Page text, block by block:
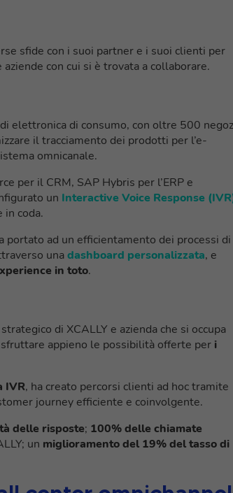
sfide con i suoi partner e i suoi clienti per
con cui si è trovata a collaborare.
elettronica di consumo, con oltre 500
il tracciamento dei prodotti per l’e-
omnicanale.
per il CRM, SAP Hybris per l’ERP e
un Interactive Voice Response
in coda.
portato ad un efficientamento dei processi di
unadashboard personalizzata, e
in toto.
di XCALLY e azienda che si occupa
appieno le possibilità offerte per i
IVR, ha creato percorsi clienti ad hoc tramite
journey efficiente e coinvolgente.
delle risposte; 100% delle chiamate
un miglioramento del 19% del tasso di